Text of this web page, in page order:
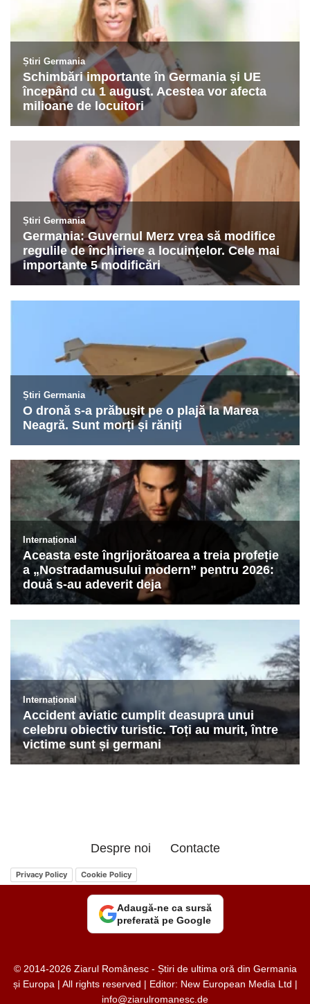
Despre noi Contacte
Privacy Policy Cookie Policy
Adaugă-ne ca sursă
preferată pe Google
© 2014-2026 Ziarul Românesc - Știri de ultima oră din Germania
și Europa | All rights reserved | Editor: New European Media Ltd |
info@ziarulromanesc.de